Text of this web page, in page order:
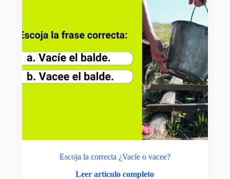
Escoja la correcta ¿Vacíe o vacee?
Leer artículo completo